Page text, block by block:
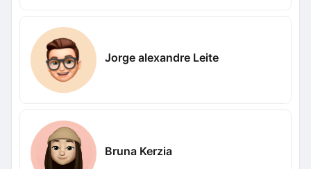
Jorge alexandre Leite
Bruna Kerzia